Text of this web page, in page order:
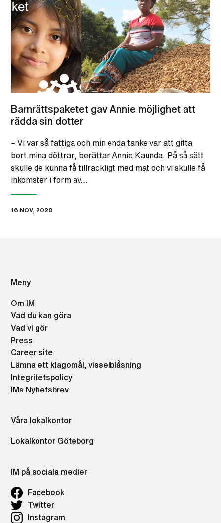
Barnrättspaketet gav Annie möjlighet att
rädda sin dotter
– Vi var så fattiga och min enda tanke var att gifta
bort mina döttrar, berättar Annie Kaunda. På så sätt
skulle de kunna få tillräckligt med mat och vi skulle få
inkomster i form av…
16 NOV, 2020
Meny
Om IM
Vad du kan göra
Vad vi gör
Press
Career site
Lämna ett klagomål, visselblåsning
Integritetspolicy
IMs Nyhetsbrev
Våra lokalkontor
Lokalkontor Göteborg
IM på sociala medier
Facebook
Twitter
Instagram